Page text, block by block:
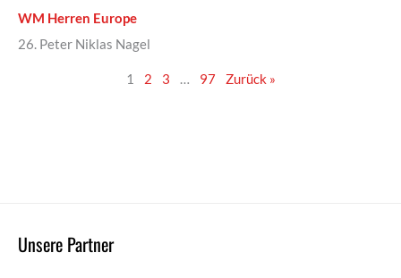
WM Herren Europe
26. Peter Niklas Nagel
1 2 3 … 97 Zurück »
Unsere Partner